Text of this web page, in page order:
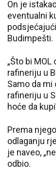
On je
eventualni
Budimpešti.
„Što bi
rafineriju u
Samo da
rafineriju u
hoće da
Prema
odlaganju
je naveo,
odbio.